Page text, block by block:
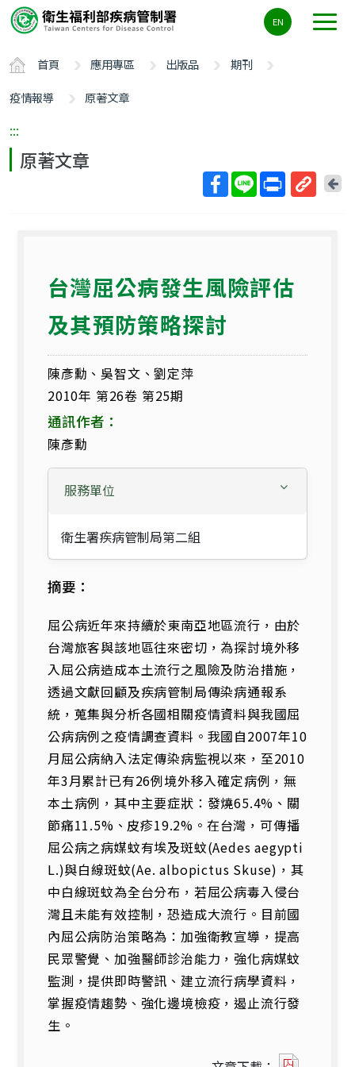
要
容
ALT+C
EN
首頁 應用專區 出版品
期刊
疫情報導
原著文章
:::
原著文章
址
回
台灣屈公病發生風險評估
及其預防策略探討
陳彥勳、吳智文、劉定萍
2010年 第26卷 第25期
通訊作者：
陳彥勳
服務單位
衛生署疾病管制局第二組
摘要：
屈公病近年來持續於東南亞地區流行，由於
台灣旅客與該地區往來密切，為探討境外移
入屈公病造成本土流行之風險及防治措施，
透過文獻回顧及疾病管制局傳染病通報系
統，蒐集與分析各國相關疫情資料與我國屈
公病病例之疫情調查資料。我國自2007年10
月屈公病納入法定傳染病監視以來，至2010
年3月累計已有26例境外移入確定病例，無
本土病例，其中主要症狀：發燒65.4%、關
節痛11.5%、皮疹19.2%。在台灣，可傳播
屈公病之病媒蚊有埃及斑蚊(Aedes aegypti
L.)與白線斑蚊(Ae. albopictus Skuse)，其
中白線斑蚊為全台分布，若屈公病毒入侵台
灣且未能有效控制，恐造成大流行。目前國
內屈公病防治策略為：加強衛教宣導，提高
民眾警覺、加強醫師診治能力，強化病媒蚊
監測，提供即時警訊、建立流行病學資料，
掌握疫情趨勢、強化邊境檢疫，遏止流行發
生。